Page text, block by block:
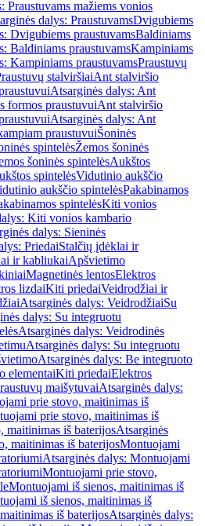
Praustuvams mažiems vonios
dalys: PraustuvamsDvigubiems
Dvigubiems praustuvamsBaldiniams
Baldiniams praustuvamsKampiniams
Kampiniams praustuvamsPraustuvų
stalviršiaiAnt stalviršio
Atsarginės dalys: Ant
formos praustuvuiAnt stalviršio
Atsarginės dalys: Ant
praustuvuiŠoninės
spintelėsŽemos šoninės
šoninės spintelėsAukštos
spintelėsVidutinio aukščio
aukščio spintelėsPakabinamos
spintelėsKiti vonios
Kiti vonios kambario
dalys: Sieninės
PriedaiStalčių įdėklai ir
ir kabliukaiApšvietimo
Magnetinės lentosElektros
lizdaiKiti priedaiVeidrodžiai ir
Atsarginės dalys: VeidrodžiaiSu
dalys: Su integruotu
Atsarginės dalys: Veidrodinės
Atsarginės dalys: Su integruotu
Atsarginės dalys: Be integruoto
elementaiKiti priedaiElektros
maišytuvaiAtsarginės dalys:
prie stovo, maitinimas iš
prie stovo, maitinimas iš
maitinimas iš baterijosAtsarginės
maitinimas iš baterijosMontuojami
Atsarginės dalys: Montuojami
Montuojami prie stovo,
Montuojami iš sienos, maitinimas iš
iš sienos, maitinimas iš
iš baterijosAtsarginės dalys: